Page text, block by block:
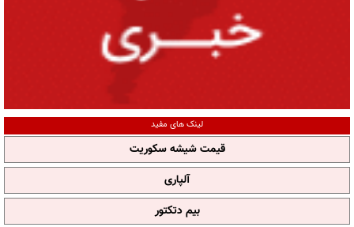
لینک های مفید
قیمت شیشه سکوریت
آلپاری
بیم دتکتور